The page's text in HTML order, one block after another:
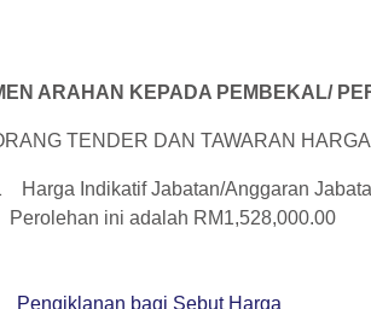
ARAHAN KEPADA PEMBEKAL/
TENDER DAN TAWARAN HARGA
Indikatif Jabatan/Anggaran
ini adalah RM1,528,000.00
Pengiklanan bagi Sebut Harga